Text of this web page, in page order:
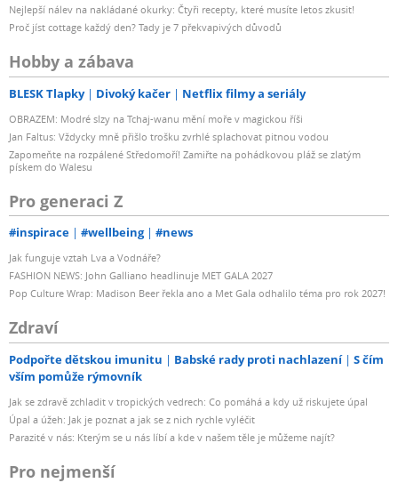
Nejlepší nálev na nakládané okurky: Čtyři recepty, které musíte letos zkusit!
Proč jíst cottage každý den? Tady je 7 překvapivých důvodů
Hobby a zábava
BLESK Tlapky Divoký kačer Netflix filmy a seriály
OBRAZEM: Modré slzy na Tchaj-wanu mění moře v magickou říši
Jan Faltus: Vždycky mně přišlo trošku zvrhlé splachovat pitnou vodou
Zapomeňte na rozpálené Středomoří! Zamiřte na pohádkovou pláž se zlatým
pískem do Walesu
Pro generaci Z
#inspirace #wellbeing #news
Jak funguje vztah Lva a Vodnáře?
FASHION NEWS: John Galliano headlinuje MET GALA 2027
Pop Culture Wrap: Madison Beer řekla ano a Met Gala odhalilo téma pro rok 2027!
Zdraví
Podpořte dětskou imunitu Babské rady proti nachlazení
S čím
vším pomůže rýmovník
Jak se zdravě zchladit v tropických vedrech: Co pomáhá a kdy už riskujete úpal
Úpal a úžeh: Jak je poznat a jak se z nich rychle vyléčit
Parazité v nás: Kterým se u nás líbí a kde v našem těle je můžeme najít?
Pro nejmenší